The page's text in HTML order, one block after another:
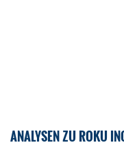
ANALYSEN ZU ROKU